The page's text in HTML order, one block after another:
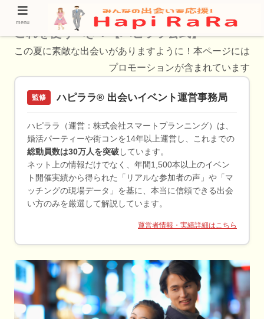
【本庄市で婚活】推しはこれ！婚活するなら
これを使うべき！【ハピララ公式】
この夏に素敵な出会いがありますように！本ページには
プロモーションが含まれています
監修 ハピララ® 出会いイベント運営事務局
ハピララ（運営：株式会社スマートプランニング）は、
婚活パーティーや街コンを14年以上運営し、これまでの
総動員数は30万人を突破 しています。
ネット上の情報だけでなく、年間1,500本以上のイベン
ト開催実績から得られた「リアルな参加者の声」や「マ
ッチングの現場データ」を基に、本当に信頼できる出会
い方のみを厳選して解説しています。
運営者情報・実績詳細はこちら
menu